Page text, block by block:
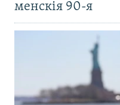
менскія 90-я